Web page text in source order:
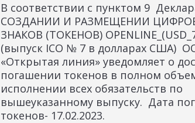
В соответствии с пунктом 9
СОЗДАНИИ И РАЗМЕЩЕНИИ
ЗНАКОВ (ТОКЕНОВ)
(выпуск ICO № 7 в долларах США)
«Открытая линия» уведомляет о
погашении токенов в полном
исполнении всех обязательств по
вышеуказанному выпуску. Дата
токенов- 17.02.2023.